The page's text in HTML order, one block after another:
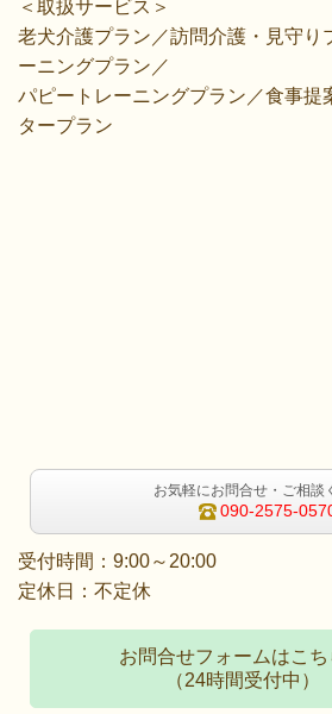
＜取扱サービス＞
老犬介護プラン／訪問介護・見守り
ーニングプラン／
パピートレーニングプラン／食事提
タープラン
お気軽にお問合せ・ご相談
090-2575-
受付時間：9:00～20:00
定休日：不定休
お問合せフォームはこ
（24時間受付中）